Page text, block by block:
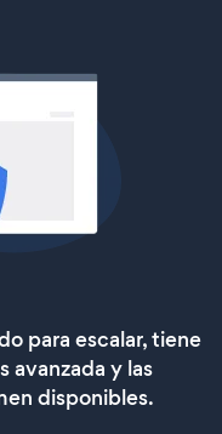
para escalar, tiene
avanzada y las
disponibles.